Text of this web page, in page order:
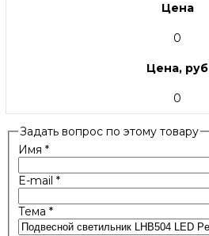
Цена
0
Цена, руб
0
Задать вопрос по этому товару
Имя *
E-mail *
Тема *